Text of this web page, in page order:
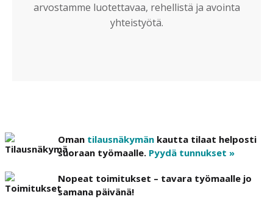
arvostamme luotettavaa, rehellistä ja avointa
yhteistyötä.
Oman tilausnäkymän kautta tilaat helposti
suoraan työmaalle. Pyydä tunnukset »
Nopeat toimitukset – tavara työmaalle jo
samana päivänä!